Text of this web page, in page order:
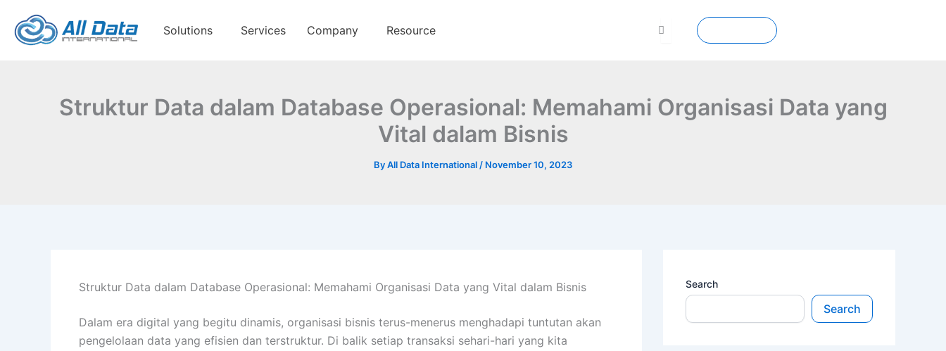
content
Solutions Services Company Resource
Struktur Data dalam Database Operasional: Memahami Organisasi Data yang
Vital dalam Bisnis
ByAll Data International / November 10, 2023
Struktur Data dalam Database Operasional: Memahami Organisasi Data yang Vital dalam Bisnis
Dalam era digital yang begitu dinamis, organisasi bisnis terus-menerus menghadapi tuntutan akan
pengelolaan data yang efisien dan terstruktur. Di balik setiap transaksi sehari-hari yang kita
Search
Search